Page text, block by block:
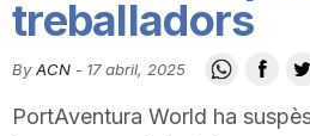
i
treballadors
By ACN - 17 abril, 2025
PortAventura World ha